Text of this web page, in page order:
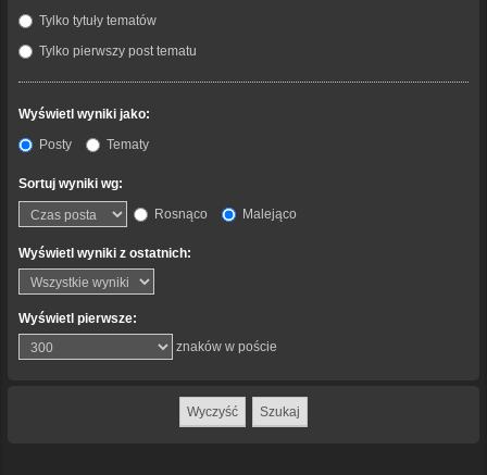
Tylko tytuły tematów
Tylko pierwszy post tematu
Wyświetl wyniki jako:
Posty
Tematy
Sortuj wyniki wg:
Rosnąco
Malejąco
Wyświetl wyniki z ostatnich:
Wyświetl pierwsze:
znaków w poście